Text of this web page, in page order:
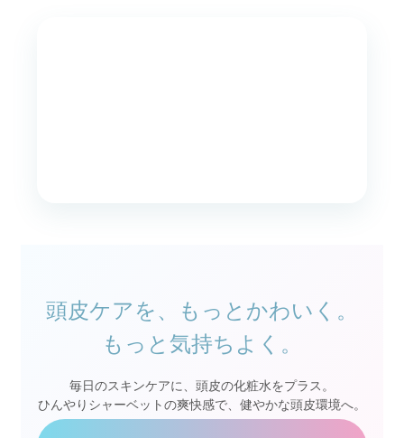
頭皮ケアを、もっとかわいく。
もっと気持ちよく。
毎日のスキンケアに、頭皮の化粧水をプラス。
ひんやりシャーベットの爽快感で、健やかな頭皮環境へ。